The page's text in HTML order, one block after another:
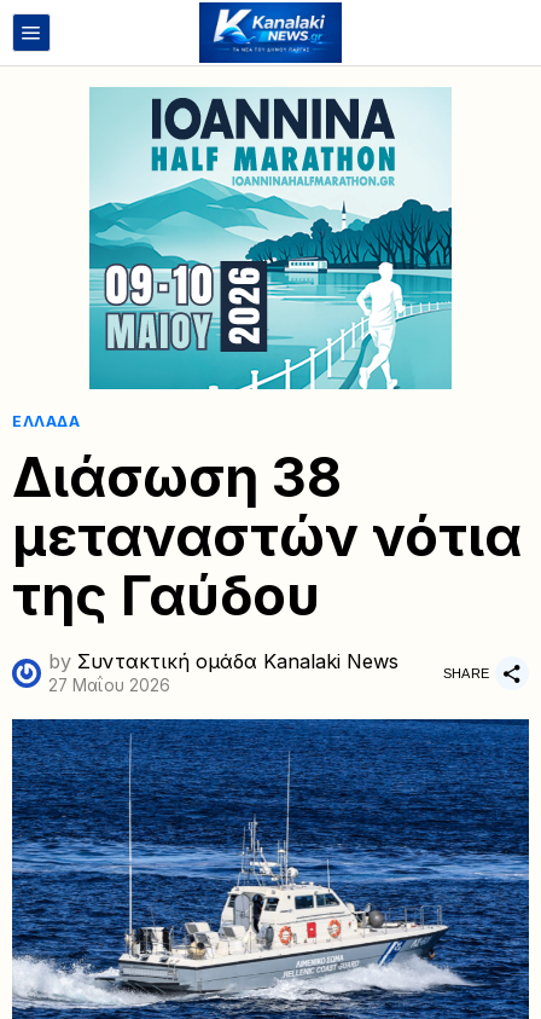
ΕΛΛΆΔΑ
Διάσωση 38
μεταναστών νότια
της Γαύδου
by Συντακτική ομάδα Kanalaki News
27 Μαΐου 2026
SHARE